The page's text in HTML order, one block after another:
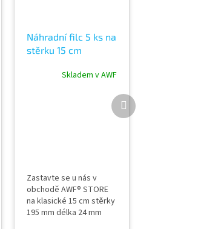
Náhradní filc 5 ks na
stěrku 15 cm
samolepící PROFI
Skladem v AWF
Zastavte se u nás v
obchodě AWF® STORE
na klasické 15 cm stěrky
195 mm délka 24 mm
Další
produkt